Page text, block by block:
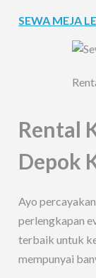
SEWA MEJA
Rental
Depok
Ayo
perlengkapan
terbaik untuk
mempunyai